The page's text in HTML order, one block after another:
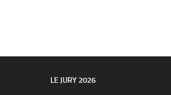
LE JURY 2026